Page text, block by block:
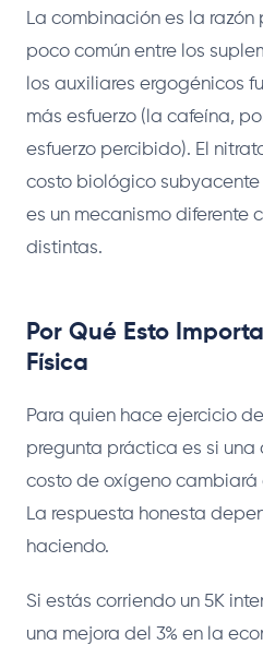
La combinación es la razón
poco común entre los
los auxiliares ergogénicos
más esfuerzo (la cafeína,
esfuerzo percibido). El
costo biológico subyacente
es un mecanismo diferente
distintas.
Por Qué Esto
Física
Para quien hace ejercicio
pregunta práctica es si una
costo de oxígeno
La respuesta honesta
haciendo.
Si estás corriendo un 5K
una mejora del 3% en la